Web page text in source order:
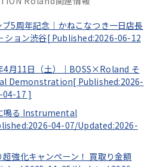
5周年記念｜かねこなつき一日店長
ション渋谷[ Published:2026-06-12
4月11日（土）｜BOSS×Roland そ
Demonstration[ Published:2026-
04-17 ]
鳴る Instrumental
04-07/Updated:2026-
強化キャンペーン！ 買取り金額